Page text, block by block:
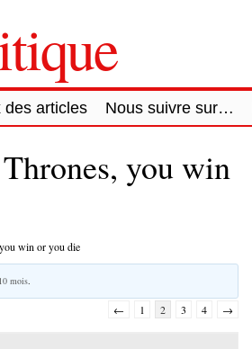
des articles Nous suivre sur…
you win
win or you die
mois
← 1 2 3 4 →